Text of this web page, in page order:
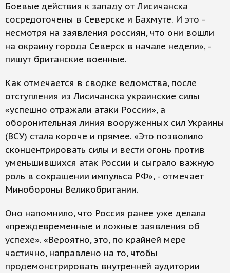
Боевые действия к западу от Лисичанска
сосредоточены в Северске и Бахмуте. И это -
несмотря на заявления россиян, что они вошли
на окраину города Северск в начале недели», -
пишут британские военные.
Как отмечается в сводке ведомства, после
отступления из Лисичанска украинские силы
«успешно отражали атаки России», а
оборонительная линия вооруженных сил Украины
(ВСУ) стала короче и прямее. «Это позволило
сконцентрировать силы и вести огонь против
уменьшившихся атак России и сыграло важную
роль в сокращении импульса РФ», - отмечает
Минобороны Великобритании.
Оно напомнило, что Россия ранее уже делала
«преждевременные и ложные заявления об
успехе». «Вероятно, это, по крайней мере
частично, направлено на то, чтобы
продемонстрировать внутренней аудитории